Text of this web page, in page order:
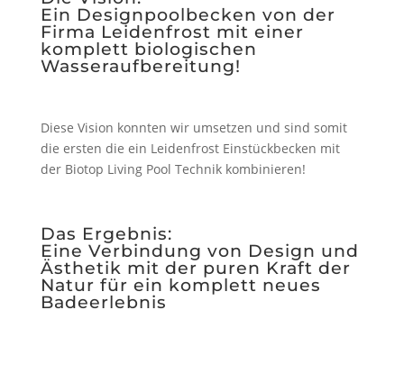
Ein Designpoolbecken von der
Firma Leidenfrost mit einer
komplett biologischen
Wasseraufbereitung!
Diese Vision konnten wir umsetzen und sind somit
die ersten die ein Leidenfrost Einstückbecken mit
der Biotop Living Pool Technik kombinieren!
Das Ergebnis:
Eine Verbindung von Design und
Ästhetik mit der puren Kraft der
Natur für ein komplett neues
Badeerlebnis